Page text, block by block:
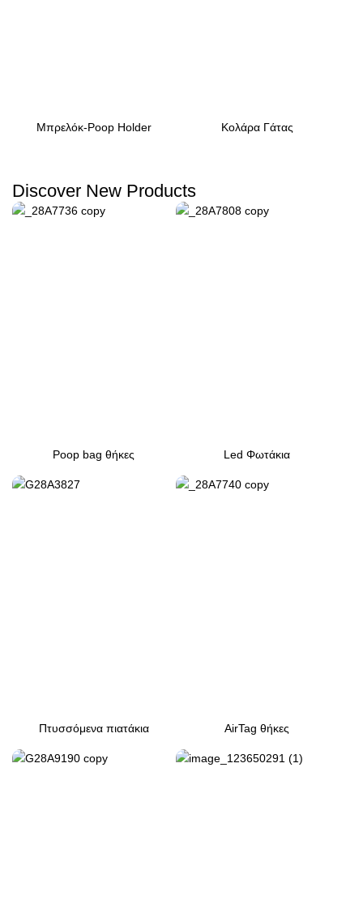
Μπρελόκ-Poop Holder Κολάρα Γάτας
Discover New Products
Poop bag θήκες Led Φωτάκια
Πτυσσόμενα πιατάκια AirTag θήκες